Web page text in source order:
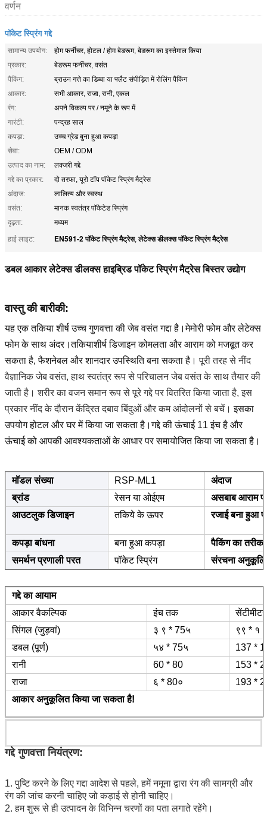
वर्णन
पॉकेट स्प्रिंग गद्दे
सामान्य उपयोग:
होम फर्नीचर, होटल / होम बेडरूम, बेडरूम का इस्तेमाल किया
प्रकार:
बेडरूम फर्नीचर, वसंत
पैकिंग:
ब्राउन गत्ते का डिब्बा या फ्लैट संपीड़ित में रोलिंग पैकिंग
आकार:
सभी आकार, राजा, रानी, ​​एकल
रंग:
अपने विकल्प पर / नमूने के रूप में
गारंटी:
पन्द्रह साल
कपड़ा:
उच्च ग्रेड बुना हुआ कपड़ा
सेवा:
OEM / ODM
उत्पाद का नाम:
लक्जरी गद्दे
गद्दे का प्रकार:
दो तरफा, यूरो टॉप पॉकेट स्प्रिंग मैट्रेस
अंदाज:
लालित्य और स्वस्थ
वसंत:
मानक स्वतंत्र पॉकेटेड स्प्रिंग
दृढ़ता:
मध्यम
हाई लाइट:
EN591-2 पॉकेट स्प्रिंग मैट्रेस,लेटेक्स डीलक्स पॉकेट स्प्रिंग मैट्रेस
डबल आकार लेटेक्स डीलक्स हाइब्रिड पॉकेट स्प्रिंग मैट्रेस बिस्तर उद्योग
वास्तु की बारीकी:
यह एक तकिया शीर्ष उच्च गुणवत्ता की जेब वसंत गद्दा है।मेमोरी फोम और लेटेक्स
फोम के साथ अंदर।तकियाशीर्ष डिजाइन कोमलता और आराम को मजबूत कर
सकता है, फैशनेबल और शानदार उपस्थिति बना सकता है। पूरी तरह से नींद
वैज्ञानिक जेब वसंत, हाथ स्वतंत्र रूप से परिचालन जेब वसंत के साथ तैयार की
जाती है। शरीर का वजन समान रूप से पूरे गद्दे पर वितरित किया जाता है,इस
प्रकार नींद के दौरान केंद्रित दबाव बिंदुओं और कम आंदोलनों से बचें। इसका
उपयोग होटल और घर में किया जा सकता है।गद्दे की ऊंचाई 11 इंच है और
ऊंचाई को आपकी आवश्यकताओं के आधार पर समायोजित किया जा सकता है।
मॉडल संख्या RSP-ML1
अंदाज
ब्रांड
रेसन या ओईएम
असबाब आराम
आउटलुक डिजाइन
तकिये के ऊपर रजाई बना हुआ
कपड़ा बांधना बना हुआ कपड़ा
पैकिंग का तरीका
समर्थन प्रणाली परत
पॉकेट स्प्रिंग संरचना
गद्दे का आयाम
आकार वैकल्पिक
इंच तक
सेंटीमीटर
सिंगल (जुड़वां)
३ ९ * 75५
९९ * १
डबल (पूर्ण)
५४ * 75५
137 *
रानी
60 * 80
153 *
राजा
६ * 80०
193 *
आकार अनुकूलित किया जा सकता है!
गद्दे गुणवत्ता नियंत्रण:
1. पुष्टि करने के लिए गद्दा आदेश से पहले, हमें नमूना द्वारा रंग की सामग्री और
रंग की जांच करनी चाहिए जो कड़ाई से होनी चाहिए।
2. हम शुरू से ही उत्पादन के विभिन्न चरणों का पता लगाते रहेंगे।